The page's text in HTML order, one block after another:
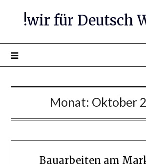
!wir für Deutsch
Monat: Oktober
Bauarbeiten am